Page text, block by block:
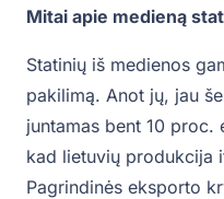
Mitai apie medieną
Statinių iš medienos
pakilimą. Anot jų, jau
juntamas bent 10
kad lietuvių produkcija
Pagrindinės eksporto